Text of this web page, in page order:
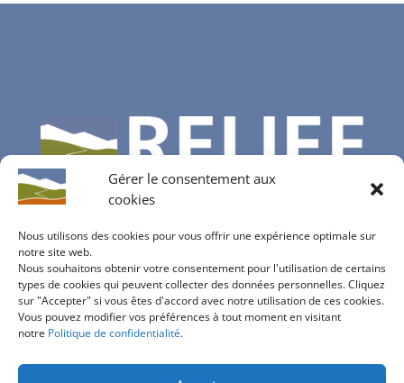
Gérer le consentement aux
cookies
Nous utilisons des cookies pour vous offrir une expérience optimale sur
notre site web.
Nous souhaitons obtenir votre consentement pour l'utilisation de certains
types de cookies qui peuvent collecter des données personnelles. Cliquez
sur "Accepter" si vous êtes d'accord avec notre utilisation de ces cookies.
Vous pouvez modifier vos préférences à tout moment en visitant
notre Politique de confidentialité.
Contactez-nous
info@bureau-relief.ch
inscription à notre newsletter